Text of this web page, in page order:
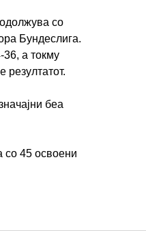
со
Бундеслига.
36, а токму
беа
со 45 освоени